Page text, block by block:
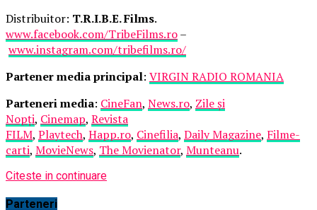
Distribuitor: T.R.I.B.E. Films.
www.facebook.com/TribeFilms.ro–
www.instagram.com/tribefilms.ro/
Partener media principal: VIRGIN RADIO ROMANIA
Parteneri media: CineFan, News.ro, Zile și
Nopți, Cinemap, Revista
FILM, Playtech, Happ.ro, Cinefilia, Daily Magazine, Filme-
carti, MovieNews, The Movienator, Munteanu.
Citeste in continuare
Parteneri